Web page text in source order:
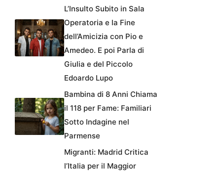
L’Insulto Subito in Sala
Operatoria e la Fine
dell’Amicizia con Pio e
Amedeo. E poi Parla di
Giulia e del Piccolo
Edoardo Lupo
Bambina di 8 Anni Chiama
il 118 per Fame: Familiari
Sotto Indagine nel
Parmense
Migranti: Madrid Critica
l’Italia per il Maggior